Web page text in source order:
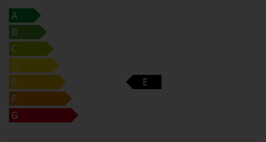
A
B
C
D
E
F
G
E